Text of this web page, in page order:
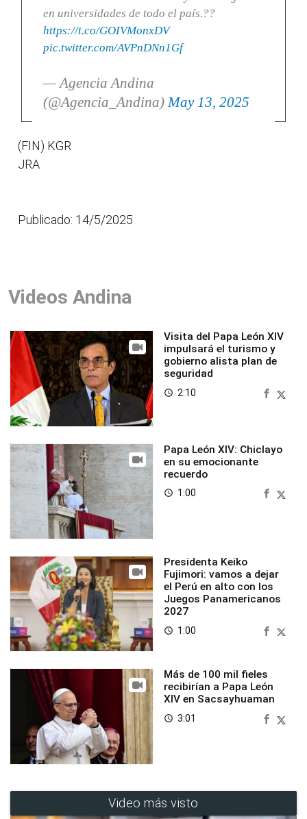
en universidades de todo el país.??
https://t.co/GOIVMonxDV
pic.twitter.com/AVPnDNn1Gf
— Agencia Andina
(@Agencia_Andina) May 13, 2025
(FIN) KGR
JRA
Publicado: 14/5/2025
Videos Andina
Visita del Papa León XIV
impulsará el turismo y
gobierno alista plan de
seguridad
access_time 2:10
Papa León XIV: Chiclayo
en su emocionante
recuerdo
access_time 1:00
Presidenta Keiko
Fujimori: vamos a dejar
el Perú en alto con los
Juegos Panamericanos
2027
access_time 1:00
Más de 100 mil fieles
recibirían a Papa León
XIV en Sacsayhuaman
access_time 3:01
Video más visto